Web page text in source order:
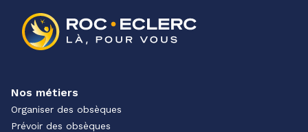
Nos métiers
Organiser des obsèques
Prévoir des obsèques